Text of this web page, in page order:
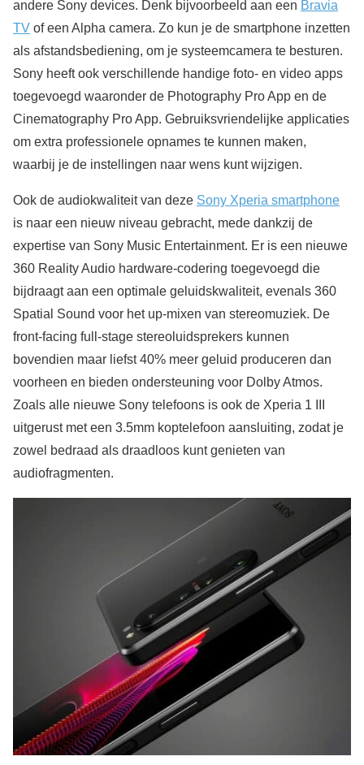
andere Sony devices. Denk bijvoorbeeld aan een Bravia
TV of een Alpha camera. Zo kun je de smartphone inzetten
als afstandsbediening, om je systeemcamera te besturen.
Sony heeft ook verschillende handige foto- en video apps
toegevoegd waaronder de Photography Pro App en de
Cinematography Pro App. Gebruiksvriendelijke applicaties
om extra professionele opnames te kunnen maken,
waarbij je de instellingen naar wens kunt wijzigen.
Ook de audiokwaliteit van deze Sony Xperia smartphone
is naar een nieuw niveau gebracht, mede dankzij de
expertise van Sony Music Entertainment. Er is een nieuwe
360 Reality Audio hardware-codering toegevoegd die
bijdraagt aan een optimale geluidskwaliteit, evenals 360
Spatial Sound voor het up-mixen van stereomuziek. De
front-facing full-stage stereoluidsprekers kunnen
bovendien maar liefst 40% meer geluid produceren dan
voorheen en bieden ondersteuning voor Dolby Atmos.
Zoals alle nieuwe Sony telefoons is ook de Xperia 1 III
uitgerust met een 3.5mm koptelefoon aansluiting, zodat je
zowel bedraad als draadloos kunt genieten van
audiofragmenten.